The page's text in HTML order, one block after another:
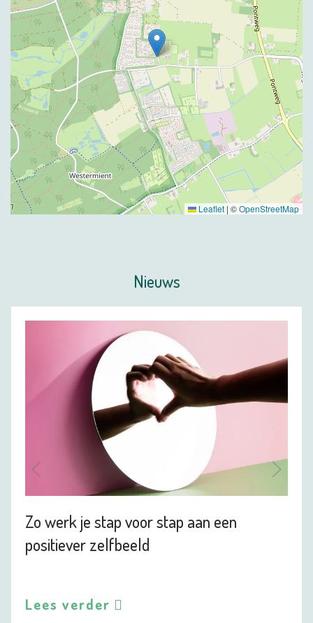
Leaflet | ©OpenStreetMap
Nieuws
Zo werk je stap voor stap aan een
positiever zelfbeeld
Lees verder